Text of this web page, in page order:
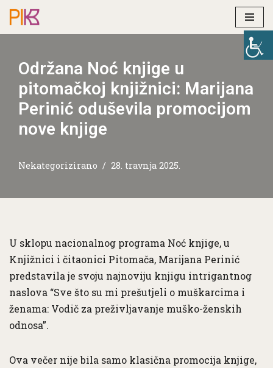
Skip
content
Održana Noć knjige u
pitomačkoj knjižnici: Marijana
Perinić oduševila promocijom
nove knjige
Nekategorizirano 28. travnja 2025.
U sklopu nacionalnog programa Noć knjige, u
Knjižnici i čitaonici Pitomača, Marijana Perinić
predstavila je svoju najnoviju knjigu intrigantnog
naslova “Sve što su mi prešutjeli o muškarcima i
ženama: Vodič za preživljavanje muško-ženskih
odnosa”.
Ova večer nije bila samo klasična promocija knjige,